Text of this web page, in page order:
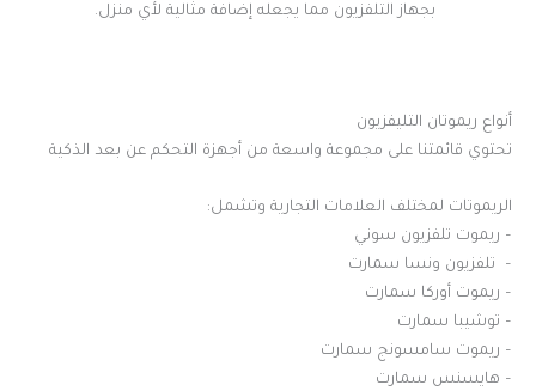
بجهاز التلفزيون مما يجعله إضافة مثالية لأي منزل.
أنواع ريموتان التليفزيون
تحتوي قائمتنا على مجموعة واسعة من أجهزة التحكم عن بعد الذكية
الريموتات لمختلف العلامات التجارية وتشمل:
– ريموت تلفزيون سوني
– تلفزيون ونسا سمارت
– ريموت أوركا سمارت
– توشيبا سمارت
– ريموت سامسونج سمارت
– هايسنس سمارت